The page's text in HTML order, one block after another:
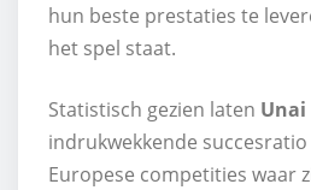
hun beste prestaties te
het spel staat.
Statistisch gezien laten
indrukwekkende
Europese competities waar